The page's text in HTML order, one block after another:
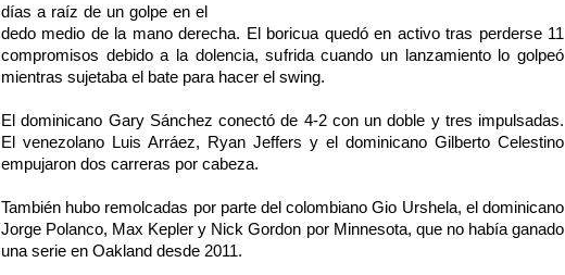
días a raíz de un golpe en el
dedo medio de la mano derecha. El boricua quedó en activo tras perderse 11
compromisos debido a la dolencia, sufrida cuando un lanzamiento lo golpeó
mientras sujetaba el bate para hacer el swing.
El dominicano Gary Sánchez conectó de 4-2 con un doble y tres impulsadas.
El venezolano Luis Arráez, Ryan Jeffers y el dominicano Gilberto Celestino
empujaron dos carreras por cabeza.
También hubo remolcadas por parte del colombiano Gio Urshela, el dominicano
Jorge Polanco, Max Kepler y Nick Gordon por Minnesota, que no había ganado
una serie en Oakland desde 2011.